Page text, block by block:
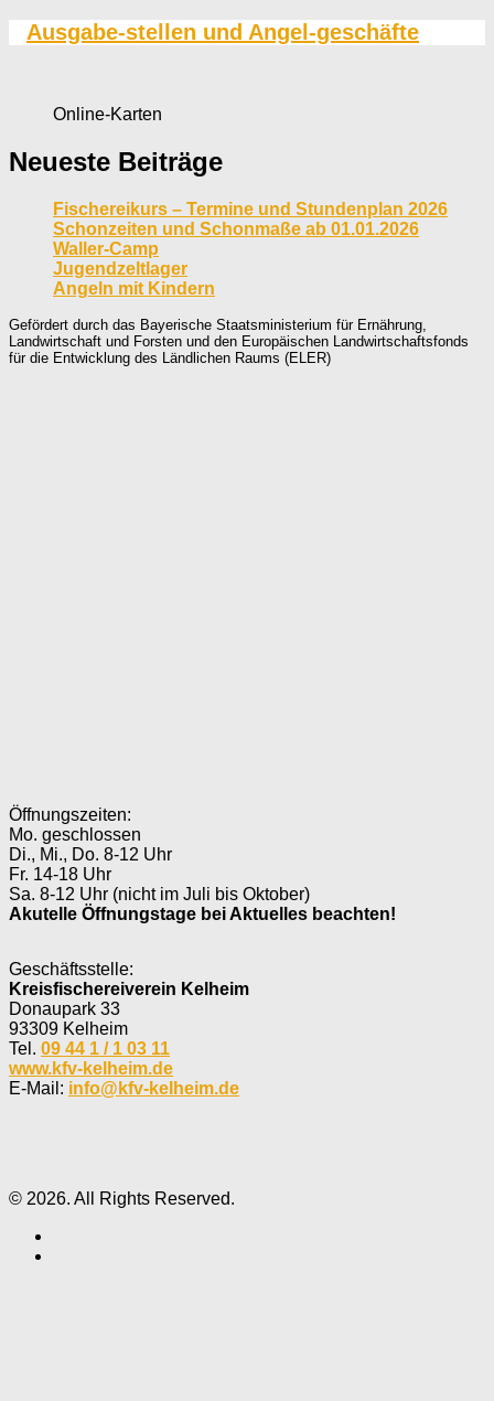
Ausgabe-stellen und Angel-geschäfte
Online-Karten
Neueste Beiträge
Fischereikurs – Termine und Stundenplan 2026
Schonzeiten und Schonmaße ab 01.01.2026
Waller-Camp
Jugendzeltlager
Angeln mit Kindern
Gefördert durch das Bayerische Staatsministerium für Ernährung,
Landwirtschaft und Forsten und den Europäischen Landwirtschaftsfonds
für die Entwicklung des Ländlichen Raums (ELER)
Öffnungszeiten:
Mo. geschlossen
Di., Mi., Do. 8-12 Uhr
Fr. 14-18 Uhr
Sa. 8-12 Uhr (nicht im Juli bis Oktober)
Akutelle Öffnungstage bei Aktuelles beachten!
Geschäftsstelle:
Kreisfischereiverein Kelheim
Donaupark 33
93309 Kelheim
Tel. 09 44 1 / 1 03 11
www.kfv-kelheim.de
E-Mail: info@kfv-kelheim.de
© 2026. All Rights Reserved.